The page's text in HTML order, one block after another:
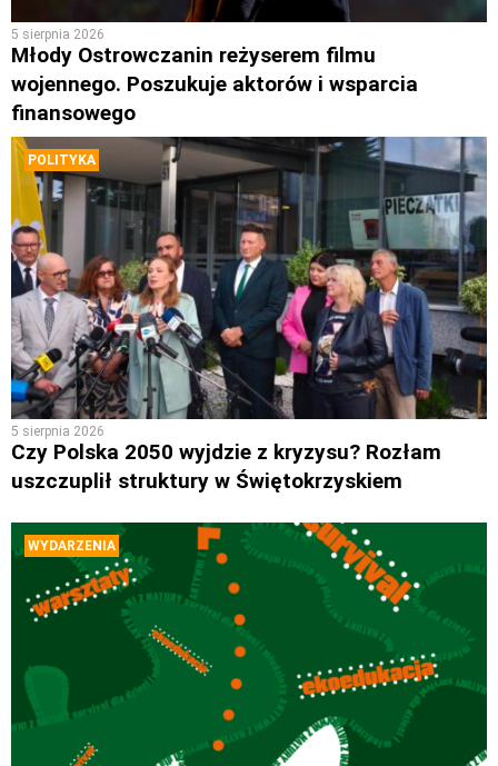
5 sierpnia 2026
Młody Ostrowczanin reżyserem filmu
wojennego. Poszukuje aktorów i wsparcia
finansowego
POLITYKA
5 sierpnia 2026
Czy Polska 2050 wyjdzie z kryzysu? Rozłam
uszczuplił struktury w Świętokrzyskiem
WYDARZENIA